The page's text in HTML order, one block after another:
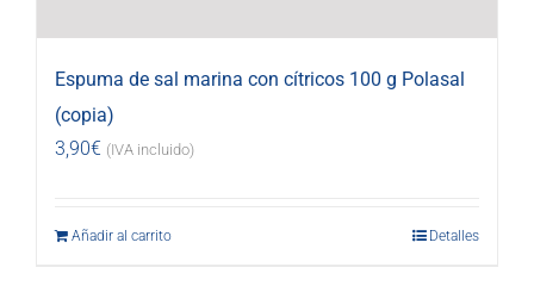
Espuma de sal marina con cítricos 100 g Polasal
(copia)
3,90€ (IVA incluido)
Añadir al carrito Detalles